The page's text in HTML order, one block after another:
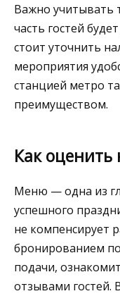
Важно учитывать
часть гостей
стоит уточнить
мероприятия
станцией метро
преимуществом.
Как оценить
Меню — одна из
успешного
не компенсирует
бронированием
подачи,
отзывами гостей.